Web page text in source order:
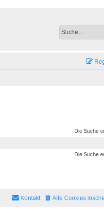
Die Suche
Die Suche
Alle Cookies
Kontakt